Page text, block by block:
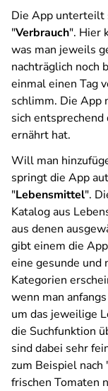
Die App unterteilt
"Verbrauch". Hier
was man jeweils
nachträglich noch
einmal einen Tag
schlimm. Die App
sich
ernährt hat.
Will man
springt die App
"Lebensmittel".
Katalog aus
aus denen
gibt einem die
eine gesunde und
Kategorien
wenn man
um das jeweilige
die Suchfunktion
sind dabei sehr
zum Beispiel
frischen Tomaten